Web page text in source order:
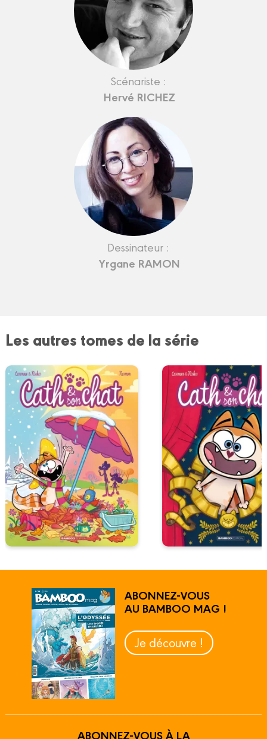
Scénariste :
Hervé RICHEZ
Dessinateur :
Yrgane RAMON
Les autres tomes de la série
ABONNEZ-VOUS
AU BAMBOO MAG !
Je découvre !
ABONNEZ-VOUS À LA